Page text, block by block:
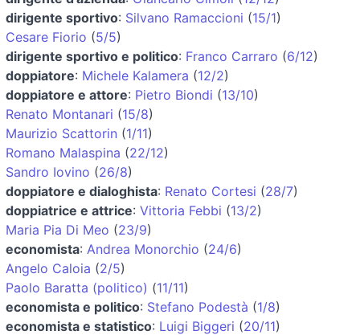
dirigente sportivo: Silvano Ramaccioni (15/1)
Cesare Fiorio (5/5)
dirigente sportivo e politico: Franco Carraro (6/12)
doppiatore: Michele Kalamera (12/2)
doppiatore e attore: Pietro Biondi (13/10)
Renato Montanari (15/8)
Maurizio Scattorin (1/11)
Romano Malaspina (22/12)
Sandro Iovino (26/8)
doppiatore e dialoghista: Renato Cortesi (28/7)
doppiatrice e attrice: Vittoria Febbi (13/2)
Maria Pia Di Meo (23/9)
economista: Andrea Monorchio (24/6)
Angelo Caloia (2/5)
Paolo Baratta (politico) (11/11)
economista e politico: Stefano Podestà (1/8)
economista e statistico: Luigi Biggeri (20/11)